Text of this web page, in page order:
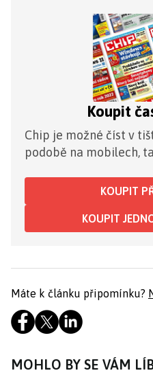
Koupit
Chip je možné číst v
podobě na mobilech,
KOUPIT
KOUPIT
Máte k článku připomínku?
MOHLO BY SE VÁM